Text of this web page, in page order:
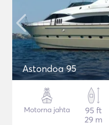
Astondoa 95
Motorna jahta
95 ft
29 m